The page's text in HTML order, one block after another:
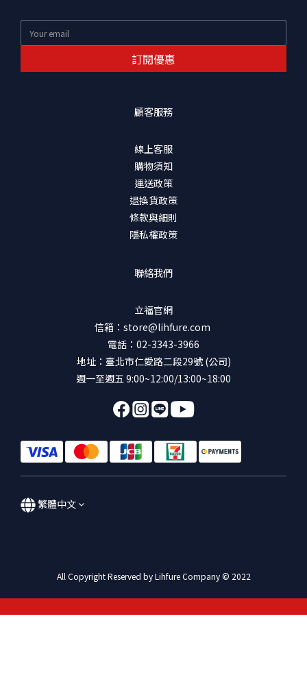
訂閱優惠
顧客服務
線上客服
購物須知
運送政策
退換貨政策
條款與細則
隱私權政策
聯絡我們
立福官網
信箱：store@lihfure.com
電話：02-3343-3966
地址：臺北市仁愛路二段29號 (公司)
週一至週五 9:00~12:00/13:00~18:00
繁體中文
All Copyright Reserved by Lihfure Company © 2022